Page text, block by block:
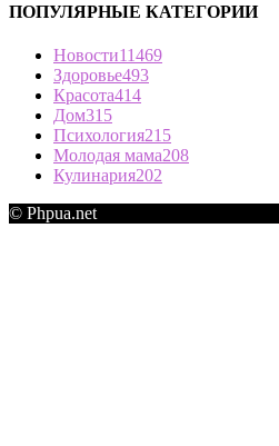
ПОПУЛЯРНЫЕ КАТЕГОРИИ
Новости11469
Здоровье493
Красота414
Дом315
Психология215
Молодая мама208
Кулинария202
© Phpua.net